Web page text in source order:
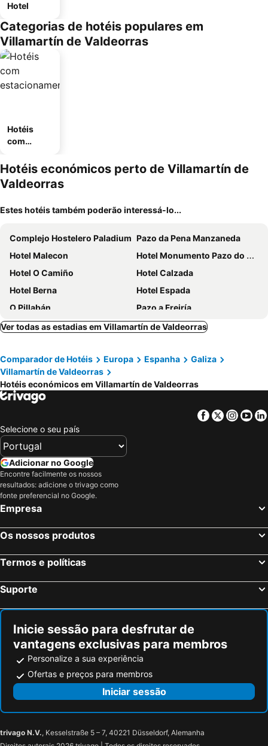
Hotel
Categorias de hotéis populares em
Villamartín de Valdeorras
Hotéis
com
mento
Hotéis económicos perto de Villamartín de
Valdeorras
Estes hotéis também poderão interessá-lo...
Complejo Hostelero Paladium Pazo da Pena Manzaneda
Hotel Malecon
Hotel Monumento Pazo do Castro
Hotel O Camiño
Hotel Calzada
Hotel Berna
Hotel Espada
O Pillabán
Pazo a Freiría
Ver todas as estadias em Villamartín de Valdeorras
Comparador de Hotéis Europa Espanha
Galiza
Villamartín de Valdeorras
Hotéis económicos em Villamartín de Valdeorras
Facebook
Twitter
Selecione o seu país
Adicionar no Google
Encontre facilmente os nossos
resultados: adicione o trivago como
fonte preferencial no Google.
Empresa
Os nossos produtos
Termos e políticas
Suporte
Inicie sessão para desfrutar de
vantagens exclusivas para membros
Personalize a sua experiência
Ofertas e preços para membros
Iniciar sessão
trivago N.V., Kesselstraße 5 – 7, 40221 Düsseldorf, Alemanha